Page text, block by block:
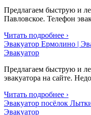
Предлагаем быструю и
Павловское. Телефон
Читать подробнее ›
Эвакуатор Ермолино |
Эвакуатор
Предлагаем быструю и
эвакуатора на сайте.
Читать подробнее ›
Эвакуатор посёлок
Эвакуатор